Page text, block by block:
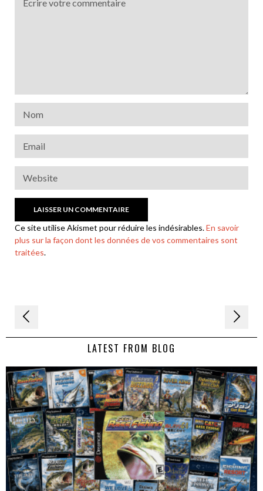
Ce site utilise Akismet pour réduire les indésirables.En savoir
plus sur la façon dont les données de vos commentaires sont
traitées.
Navigation
de LATEST FROM BLOG